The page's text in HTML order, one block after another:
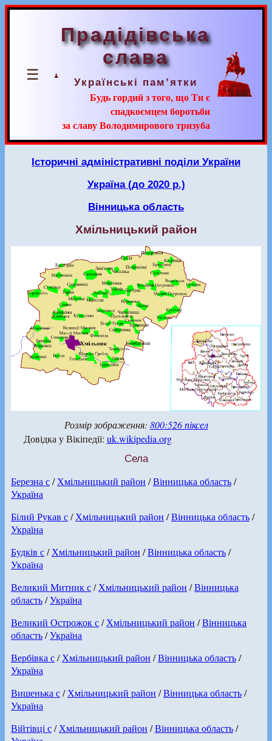
☰
Прадідівська
слава
Українські пам’ятки
Будь гордий з того, що Ти є
спадкоємцем боротьби
за славу Володимирового тризуба
Історичні адміністративні поділи України
Україна (до 2020 р.)
Вінницька область
Хмільницький район
Розмір зображення: 800:526 піксел
Довідка у Вікіпедії: uk.wikipedia.org
Села
Березна с/Хмільницький район /Вінницька область/
Україна
Білий Рукав с/Хмільницький район /Вінницька область/
Україна
Будків с/Хмільницький район /Вінницька область/
Україна
Великий Митник с/Хмільницький район /Вінницька
область/Україна
Великий Острожок с/Хмільницький район /Вінницька
область/Україна
Вербівка с/Хмільницький район /Вінницька область/
Україна
Вишенька с/Хмільницький район /Вінницька область/
Україна
Війтівці с/Хмільницький район /Вінницька область/